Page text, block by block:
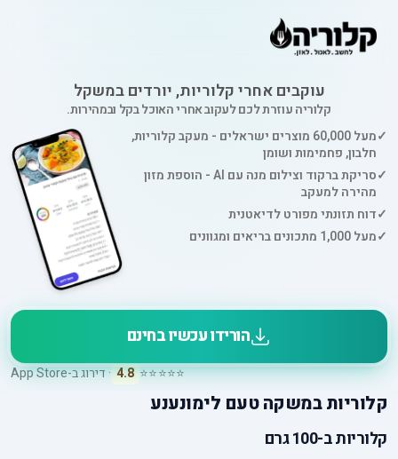
עוקבים אחרי קלוריות, יורדים במשקל
קלוריה עוזרת לכם לעקוב אחרי האוכל בקל ובמהירות.
✓
מעל 60,000 מוצרים ישראלים - מעקב קלוריות,
חלבון, פחמימות ושומן
✓
סריקת ברקוד וצילום מנה עם AI - הוספת מזון
מהירה למעקב
✓דוח תזונתי מפורט לדיאטנית
✓מעל 1,000 מתכונים בריאים ומגוונים
הורידו עכשיו בחינם
⭐⭐⭐⭐⭐
4.8 · דירוג ב-App Store
קלוריותבמשקה טעם לימונענע
קלוריותב-100 גרם